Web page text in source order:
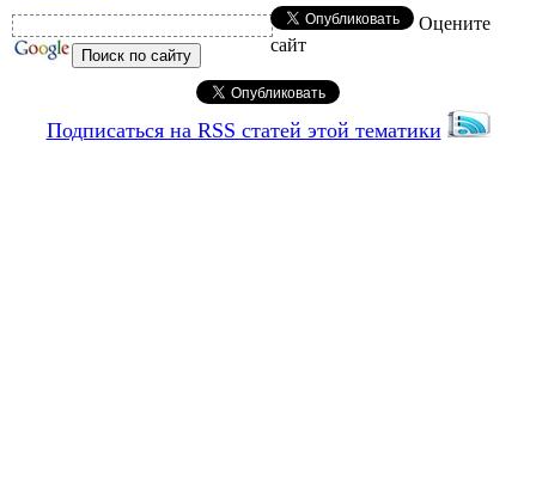
Оцените
сайт
Подписаться на RSS статей этой тематики